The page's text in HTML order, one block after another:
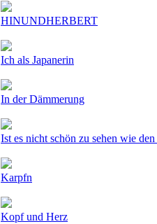
HINUNDHERBERT
Ich als Japanerin
In der Dämmerung
Ist es nicht schön zu sehen wie
Karpfn
Kopf und Herz